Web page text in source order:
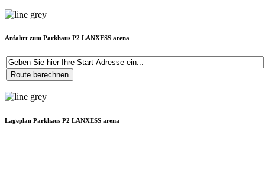
Anfahrt zum Parkhaus P2 LANXESS arena
Lageplan Parkhaus P2 LANXESS arena